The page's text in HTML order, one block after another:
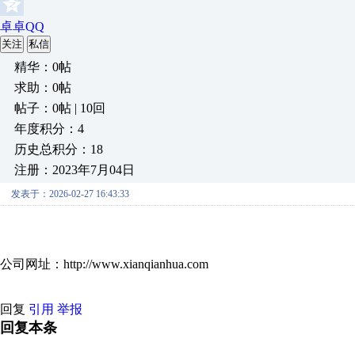
卓卓QQ
关注 私信
精华：0帖
求助：0帖
帖子：0帖 | 10回
年度积分：4
历史总积分：18
注册：2023年7月04日
发表于：2026-02-27 16:43:33
公司网址：http://www.xianqianhua.com
回复 引用 举报
回复本条